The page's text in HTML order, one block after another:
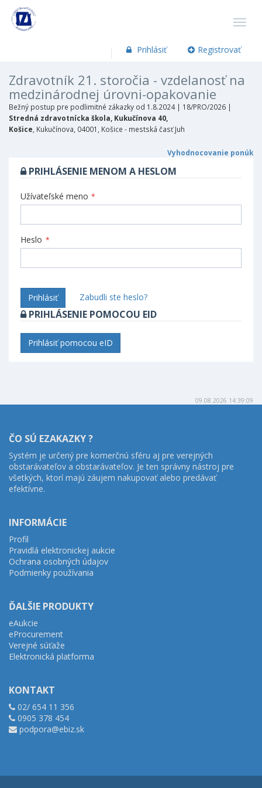
Prihlásiť Registrovať
Zdravotník 21. storočia - vzdelanosť na
medzinárodnej úrovni-opakovanie
Bežný postup pre podlimitné zákazky od 1.8.2024 | 18/PRO/2026 |
Stredná zdravotnícka škola, Kukučínova 40,
Košice , Kukučínova, 04001, Košice - mestská časť Juh
Vyhodnocovanie ponúk
PRIHLÁSENIE MENOM A HESLOM
Užívateľské meno *
Heslo *
Prihlásiť Zabudli ste heslo?
PRIHLÁSENIE POMOCOU EID
Prihlásiť pomocou eID
09.08.2026 14:39:09
ČO SÚ EZAKAZKY ?
Systém je určený pre komerčnú sféru aj pre verejných
obstarávateľov a obstarávateľov. Je ten správny nástroj pre
všetkých, ktorí majú záujem nakupovať alebo predávať
efektívne.
INFORMÁCIE
Profil
Pravidlá elektronickej aukcie
Ochrana osobných údajov
Podmienky používania
ĎALŠIE PRODUKTY
eAukcie
eProcurement
Verejné súťaže
Elektronická platforma
KONTAKT
02/ 654 11 356
0905 378 454
podpora@ebiz.sk